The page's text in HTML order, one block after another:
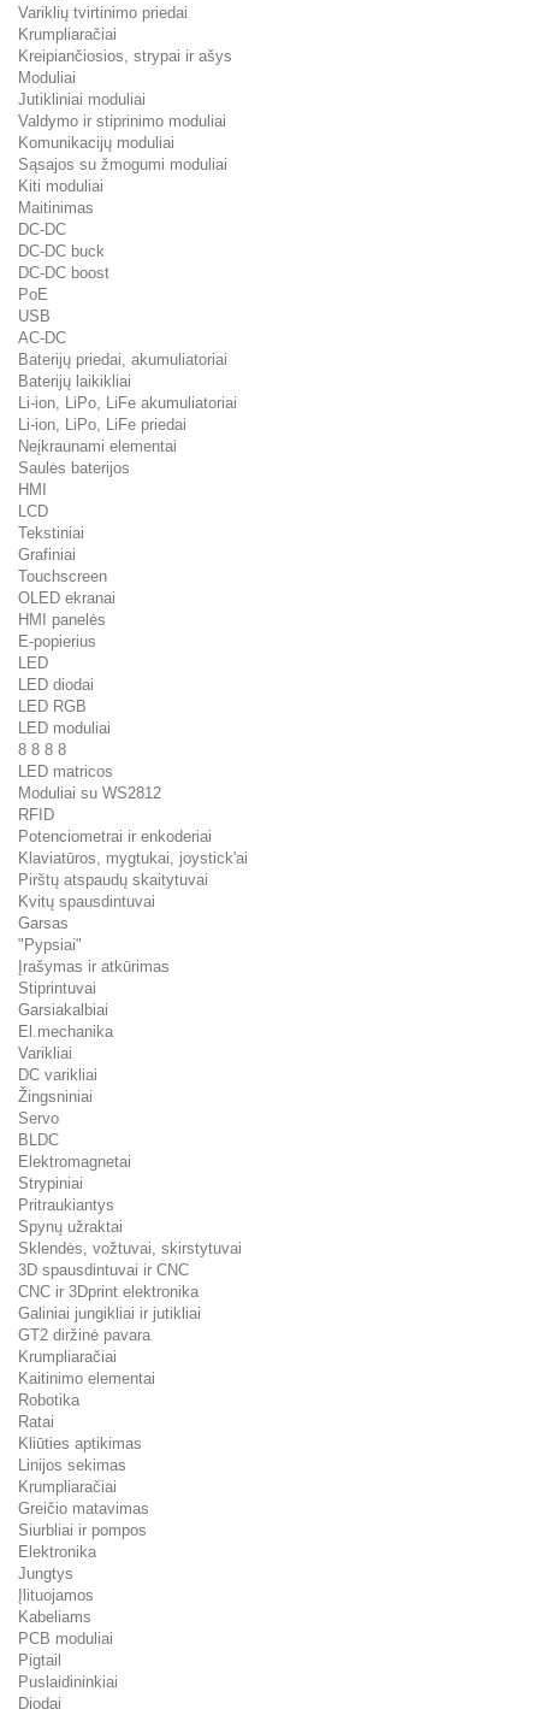
Variklių tvirtinimo priedai
Krumpliaračiai
Kreipiančiosios, strypai ir ašys
Moduliai
Jutikliniai moduliai
Valdymo ir stiprinimo moduliai
Komunikacijų moduliai
Sąsajos su žmogumi moduliai
Kiti moduliai
Maitinimas
DC-DC
DC-DC buck
DC-DC boost
PoE
USB
AC-DC
Baterijų priedai, akumuliatoriai
Baterijų laikikliai
Li-ion, LiPo, LiFe akumuliatoriai
Li-ion, LiPo, LiFe priedai
Neįkraunami elementai
Saulės baterijos
HMI
LCD
Tekstiniai
Grafiniai
Touchscreen
OLED ekranai
HMI panelės
E-popierius
LED
LED diodai
LED RGB
LED moduliai
8 8 8 8
LED matricos
Moduliai su WS2812
RFID
Potenciometrai ir enkoderiai
Klaviatūros, mygtukai, joystick'ai
Pirštų atspaudų skaitytuvai
Kvitų spausdintuvai
Garsas
"Pypsiai"
Įrašymas ir atkūrimas
Stiprintuvai
Garsiakalbiai
El.mechanika
Varikliai
DC varikliai
Žingsniniai
Servo
BLDC
Elektromagnetai
Strypiniai
Pritraukiantys
Spynų užraktai
Sklendės, vožtuvai, skirstytuvai
3D spausdintuvai ir CNC
CNC ir 3Dprint elektronika
Galiniai jungikliai ir jutikliai
GT2 diržinė pavara
Krumpliaračiai
Kaitinimo elementai
Robotika
Ratai
Kliūties aptikimas
Linijos sekimas
Krumpliaračiai
Greičio matavimas
Siurbliai ir pompos
Elektronika
Jungtys
Įlituojamos
Kabeliams
PCB moduliai
Pigtail
Puslaidininkiai
Diodai